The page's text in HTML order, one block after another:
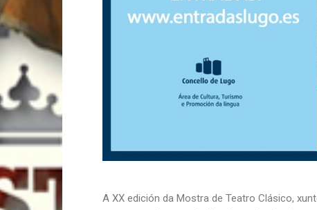
A XX edición da Mostra de Teatro Clásico,